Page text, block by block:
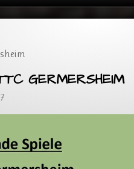
GERMERSHEIM